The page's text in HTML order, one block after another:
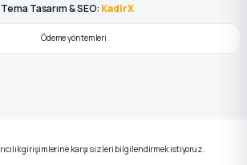
Tema Tasarım & SEO: KadirX
girişimlerine karşı sizleri bilgilendirmek istiyoruz.